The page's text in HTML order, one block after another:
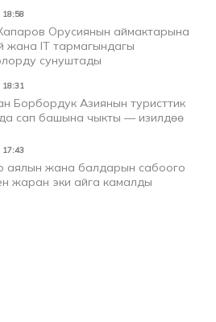
18:58
Орусиянын аймактарына
жана IT тармагындагы
сунуштады
18:31
Борбордук Азиянын туристтик
сап башына чыкты — изилдөө
17:43
аялын жана балдарын сабоого
жаран эки айга камалды